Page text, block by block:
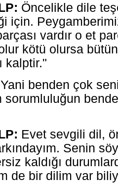
Öncelikle dile
için.
vardır o et
kötü olursa
kalptir."
benden çok
sorumluluğun
Evet sevgili dil,
Senin
kaldığı
de bir dilim var